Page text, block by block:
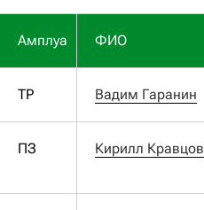
Амплуа ФИО
ТР Вадим Гаранин
ПЗ Кирилл Кравцов